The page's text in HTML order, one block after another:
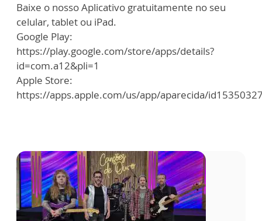
Baixe o nosso Aplicativo gratuitamente no seu
celular, tablet ou iPad.
Google Play:
https://play.google.com/store/apps/details?
id=com.a12&pli=1
Apple Store:
https://apps.apple.com/us/app/aparecida/